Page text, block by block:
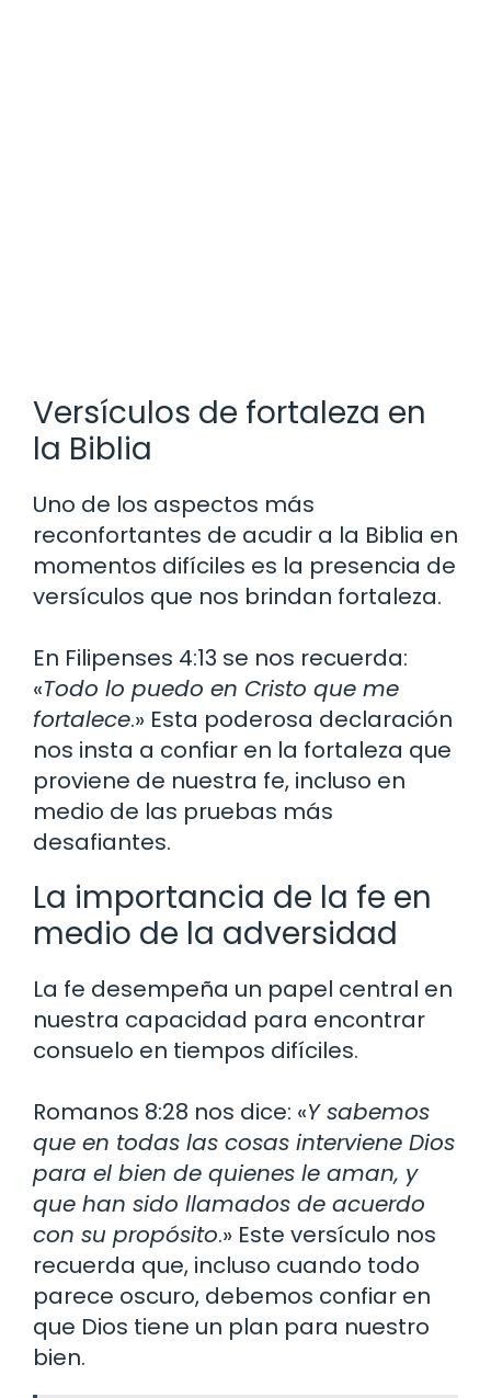
Versículos de fortaleza en
la Biblia
Uno de los aspectos más
reconfortantes de acudir a la Biblia en
momentos difíciles es la presencia de
versículos que nos brindan fortaleza.
En Filipenses 4:13 se nos recuerda:
«Todo lo puedo en Cristo que me
fortalece.» Esta poderosa declaración
nos insta a confiar en la fortaleza que
proviene de nuestra fe, incluso en
medio de las pruebas más
desafiantes.
La importancia de la fe en
medio de la adversidad
La fe desempeña un papel central en
nuestra capacidad para encontrar
consuelo en tiempos difíciles.
Romanos 8:28 nos dice: «Y sabemos
que en todas las cosas interviene Dios
para el bien de quienes le aman, y
que han sido llamados de acuerdo
con su propósito.» Este versículo nos
recuerda que, incluso cuando todo
parece oscuro, debemos confiar en
que Dios tiene un plan para nuestro
bien.